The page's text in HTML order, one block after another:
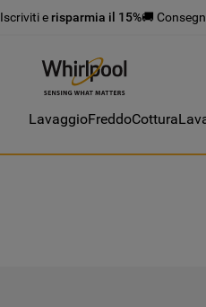
Iscriviti e risparmia il 15%🚚
LavaggioFreddoCottura